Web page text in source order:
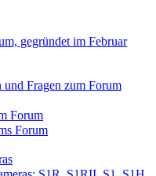
gegründet im Februar
Fragen zum Forum
Forum
Forum